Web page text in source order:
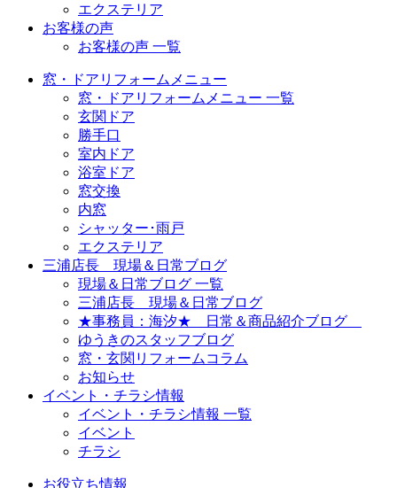
エクステリア
お客様の声
お客様の声 一覧
窓・ドアリフォームメニュー
窓・ドアリフォームメニュー 一覧
玄関ドア
勝手口
室内ドア
浴室ドア
窓交換
内窓
シャッター･雨戸
エクステリア
三浦店長 現場＆日常ブログ
現場＆日常ブログ 一覧
三浦店長 現場＆日常ブログ
★事務員：海汐★ 日常＆商品紹介ブログ
ゆうきのスタッフブログ
窓・玄関リフォームコラム
お知らせ
イベント・チラシ情報
イベント・チラシ情報 一覧
イベント
チラシ
お役立ち情報